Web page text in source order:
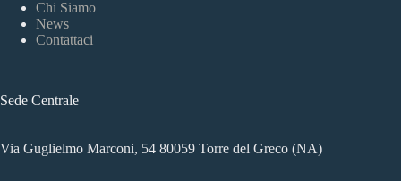
Chi Siamo
News
Contattaci
Sede Centrale
Via Guglielmo Marconi, 54 80059 Torre del Greco (NA)